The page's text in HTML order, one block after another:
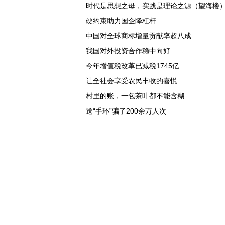
时代是思想之母，实践是理论之源（望海楼
硬约束助力国企降杠杆
中国对全球商标增量贡献率超八成
我国对外投资合作稳中向好
今年增值税改革已减税1745亿
让全社会享受农民丰收的喜悦
村里的账，一包茶叶都不能含糊
送“手环”骗了200余万人次